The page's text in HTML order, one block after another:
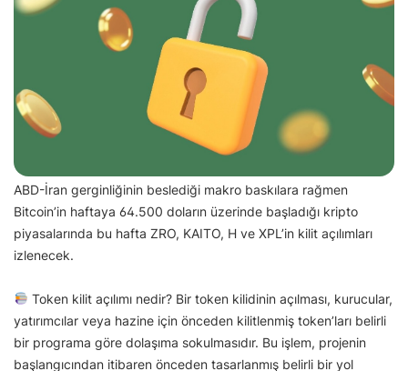
ABD-İran gerginliğinin beslediği makro baskılara rağmen
Bitcoin’in haftaya 64.500 doların üzerinde başladığı kripto
piyasalarında bu hafta ZRO, KAITO, H ve XPL’in kilit açılımları
izlenecek.
Token kilit açılımı nedir? Bir token kilidinin açılması, kurucular,
yatırımcılar veya hazine için önceden kilitlenmiş token’ları belirli
bir programa göre dolaşıma sokulmasıdır. Bu işlem, projenin
başlangıcından itibaren önceden tasarlanmış belirli bir yol